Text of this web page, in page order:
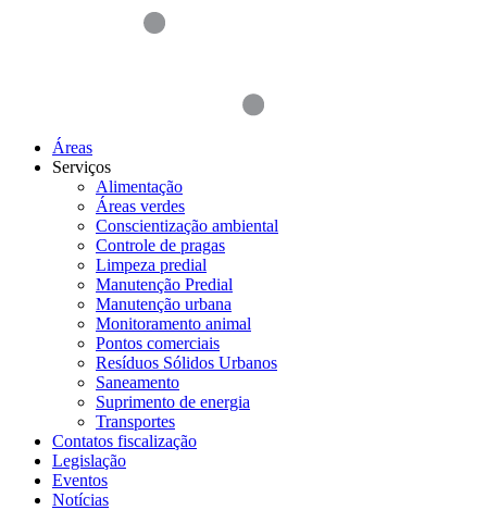
Áreas
Serviços
Alimentação
Áreas verdes
Conscientização ambiental
Controle de pragas
Limpeza predial
Manutenção Predial
Manutenção urbana
Monitoramento animal
Pontos comerciais
Resíduos Sólidos Urbanos
Saneamento
Suprimento de energia
Transportes
Contatos fiscalização
Legislação
Eventos
Notícias